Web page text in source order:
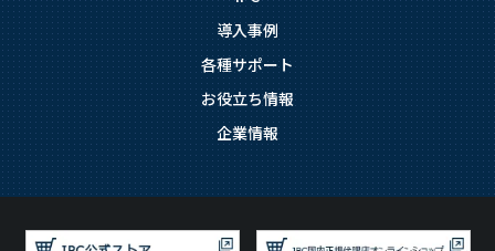
導入事例
各種サポート
お役立ち情報
企業情報